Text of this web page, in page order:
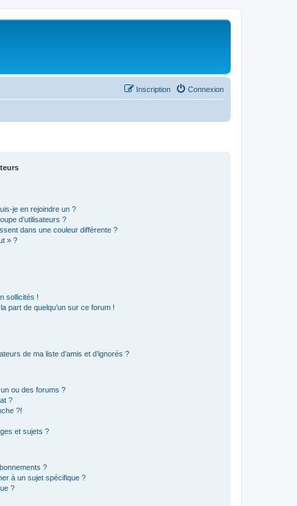
Connexion
Inscription
je en rejoindre un ?
d’utilisateurs ?
dans une couleur différente ?
» ?
sollicités !
part de quelqu’un sur ce forum !
de ma liste d’amis et d’ignorés ?
ou des forums ?
?
?!
et sujets ?
?
à un sujet spécifique ?
?